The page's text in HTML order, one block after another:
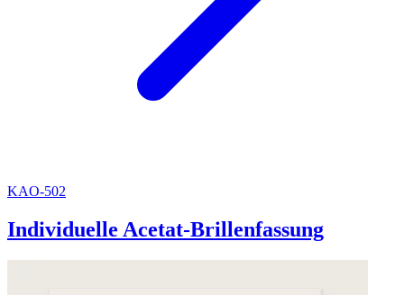
KAO-502
Individuelle Acetat-Brillenfassung